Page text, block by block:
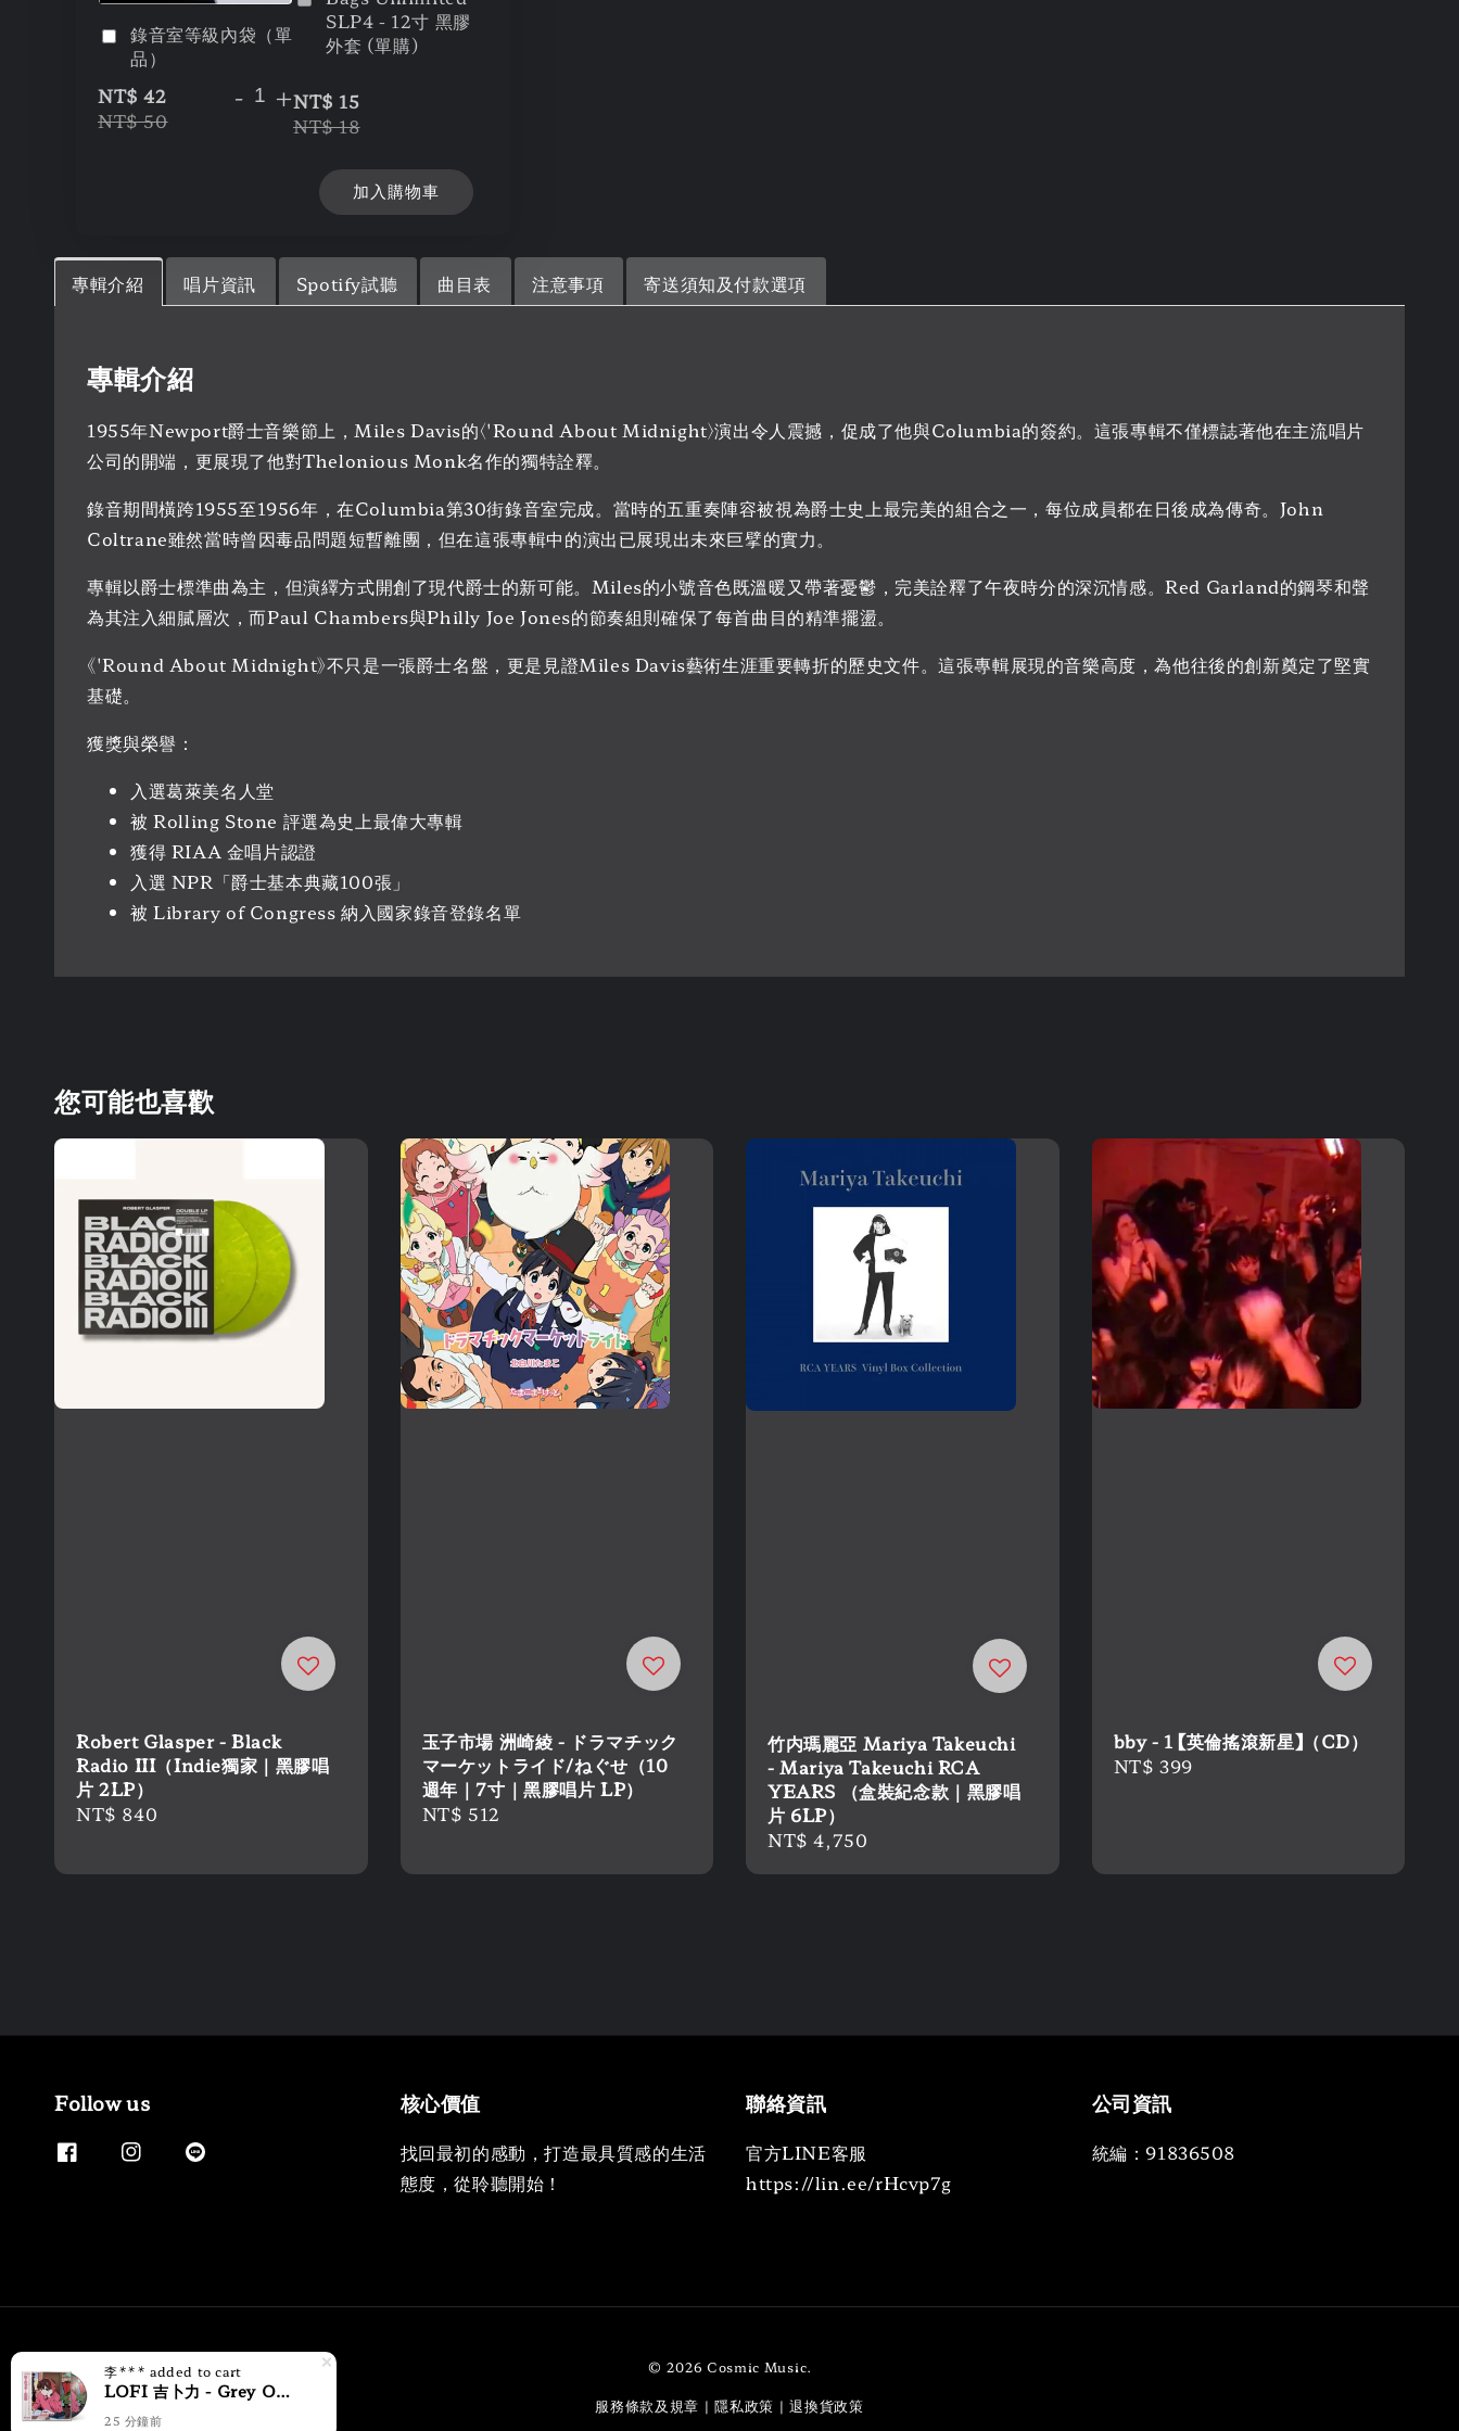
錄音室等級內袋（單
品）
NT$ 42
NT$ 50
- +
SLP4 - 12寸 黑膠
外套 (單購)
NT$ 15
NT$ 18
加入購物車
專輯介紹 唱片資訊 Spotify試聽 曲目表 注意事項 寄送須知及付款選項
專輯介紹
1955年Newport爵士音樂節上，Miles Davis的〈'Round About Midnight〉演出令人震撼，促成了他與Columbia的簽約。這張專輯不僅標誌著他在主流唱片
公司的開端，更展現了他對Thelonious Monk名作的獨特詮釋。
錄音期間橫跨1955至1956年，在Columbia第30街錄音室完成。當時的五重奏陣容被視為爵士史上最完美的組合之一，每位成員都在日後成為傳奇。John
Coltrane雖然當時曾因毒品問題短暫離團，但在這張專輯中的演出已展現出未來巨擘的實力。
專輯以爵士標準曲為主，但演繹方式開創了現代爵士的新可能。Miles的小號音色既溫暖又帶著憂鬱，完美詮釋了午夜時分的深沉情感。Red Garland的鋼琴和聲
為其注入細膩層次，而Paul Chambers與Philly Joe Jones的節奏組則確保了每首曲目的精準擺盪。
《'Round About Midnight》不只是一張爵士名盤，更是見證Miles Davis藝術生涯重要轉折的歷史文件。這張專輯展現的音樂高度，為他往後的創新奠定了堅實
基礎。
獲獎與榮譽：
入選葛萊美名人堂
被 Rolling Stone 評選為史上最偉大專輯
獲得 RIAA 金唱片認證
入選 NPR「爵士基本典藏100張」
被 Library of Congress 納入國家錄音登錄名單
您可能也喜歡
Robert Glasper - Black
Radio III（Indie獨家｜黑膠唱
片 2LP）
Regular
NT$ 840
玉子市場 洲崎綾 - ドラマチック
マーケットライド/ねぐせ（10
週年｜7寸｜黑膠唱片 LP）
Regular
NT$ 512
竹内瑪麗亞 Mariya Takeuchi
- Mariya Takeuchi RCA
YEARS （盒裝紀念款｜黑膠唱
片 6LP）
Regular
NT$ 4,750
bby - 1 【英倫搖滾新星】（CD）
Regular
NT$ 399
Follow us 核心價值
找回最初的感動，打造最具質感的生活
態度，從聆聽開始！
聯絡資訊
官方LINE客服
https://lin.ee/rHcvp7g
公司資訊
統編：91836508
© 2026 Cosmic Music.
服務條款及規章 |隱私政策 |退換貨政策
李*** added to cart
LOFI 吉卜力 - Grey October Sound（限量圖片彩膠｜黑膠唱片 LP）
25 分鐘前